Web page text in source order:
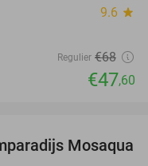
9.6 star
Regulier €68
€47,60
25%
Mosaqua